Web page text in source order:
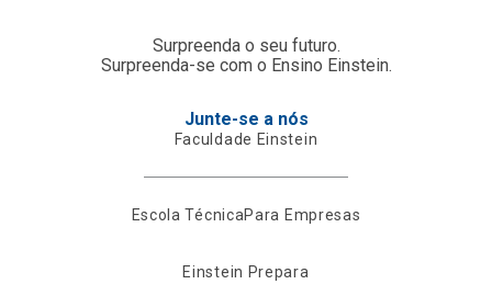
Surpreenda o seu futuro.
Surpreenda-se com o Ensino Einstein.
Junte-se a nós
Faculdade Einstein
Escola TécnicaPara Empresas
Einstein Prepara